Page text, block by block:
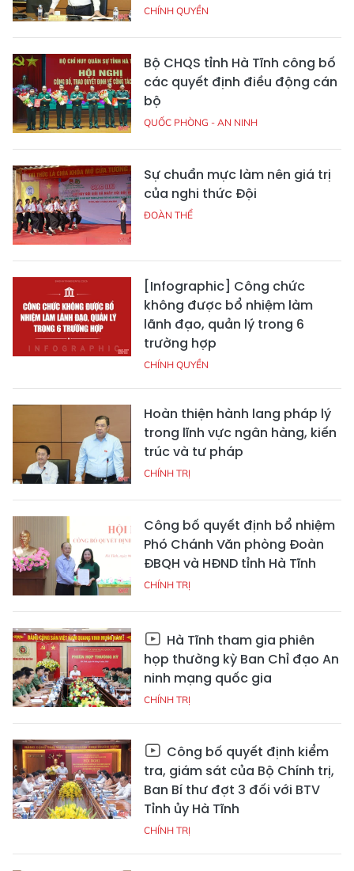
CHÍNH QUYỀN
Bộ CHQS tỉnh Hà Tĩnh công bố
các quyết định điều động cán
bộ
QUỐC PHÒNG - AN NINH
Sự chuẩn mực làm nên giá trị
của nghi thức Đội
ĐOÀN THỂ
[Infographic] Công chức
không được bổ nhiệm làm
lãnh đạo, quản lý trong 6
trường hợp
CHÍNH QUYỀN
Hoàn thiện hành lang pháp lý
trong lĩnh vực ngân hàng, kiến
trúc và tư pháp
CHÍNH TRỊ
Công bố quyết định bổ nhiệm
Phó Chánh Văn phòng Đoàn
ĐBQH và HĐND tỉnh Hà Tĩnh
CHÍNH TRỊ
Hà Tĩnh tham gia phiên
họp thường kỳ Ban Chỉ đạo An
ninh mạng quốc gia
CHÍNH TRỊ
Công bố quyết định kiểm
tra, giám sát của Bộ Chính trị,
Ban Bí thư đợt 3 đối với BTV
Tỉnh ủy Hà Tĩnh
CHÍNH TRỊ